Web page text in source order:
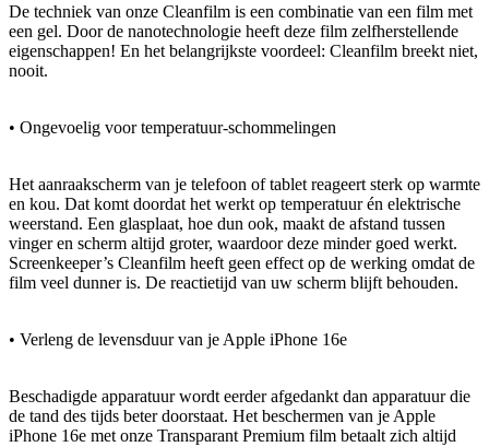
De techniek van onze Cleanfilm is een combinatie van een film met
een gel. Door de nanotechnologie heeft deze film zelfherstellende
eigenschappen! En het belangrijkste voordeel: Cleanfilm breekt niet,
nooit.
• Ongevoelig voor temperatuur-schommelingen
Het aanraakscherm van je telefoon of tablet reageert sterk op warmte
en kou. Dat komt doordat het werkt op temperatuur én elektrische
weerstand. Een glasplaat, hoe dun ook, maakt de afstand tussen
vinger en scherm altijd groter, waardoor deze minder goed werkt.
Screenkeeper’s Cleanfilm heeft geen effect op de werking omdat de
film veel dunner is. De reactietijd van uw scherm blijft behouden.
• Verleng de levensduur van je Apple iPhone 16e
Beschadigde apparatuur wordt eerder afgedankt dan apparatuur die
de tand des tijds beter doorstaat. Het beschermen van je Apple
iPhone 16e met onze Transparant Premium film betaalt zich altijd